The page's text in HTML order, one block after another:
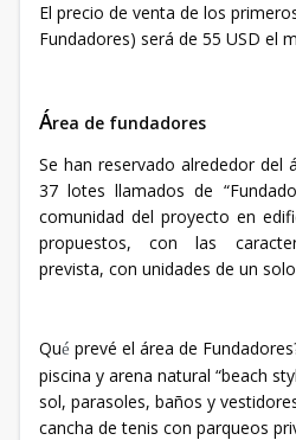
El precio de venta de los
Fundadores) será de 55 USD el
Área de fundadores
Se han reservado alrededor del
37 lotes llamados de
comunidad del proyecto en
propuestos, con las
prevista, con unidades de un
Qué prevé el área de
piscina y arena natural “beach
sol, parasoles, baños y
cancha de tenis con parqueos